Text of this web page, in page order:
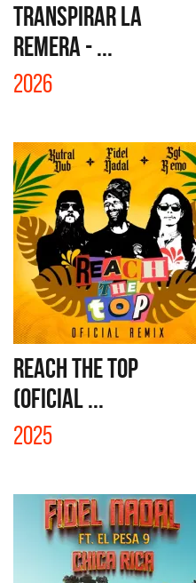
TRANSPIRAR LA
REMERA - ...
2026
REACH THE TOP
(OFICIAL ...
2025